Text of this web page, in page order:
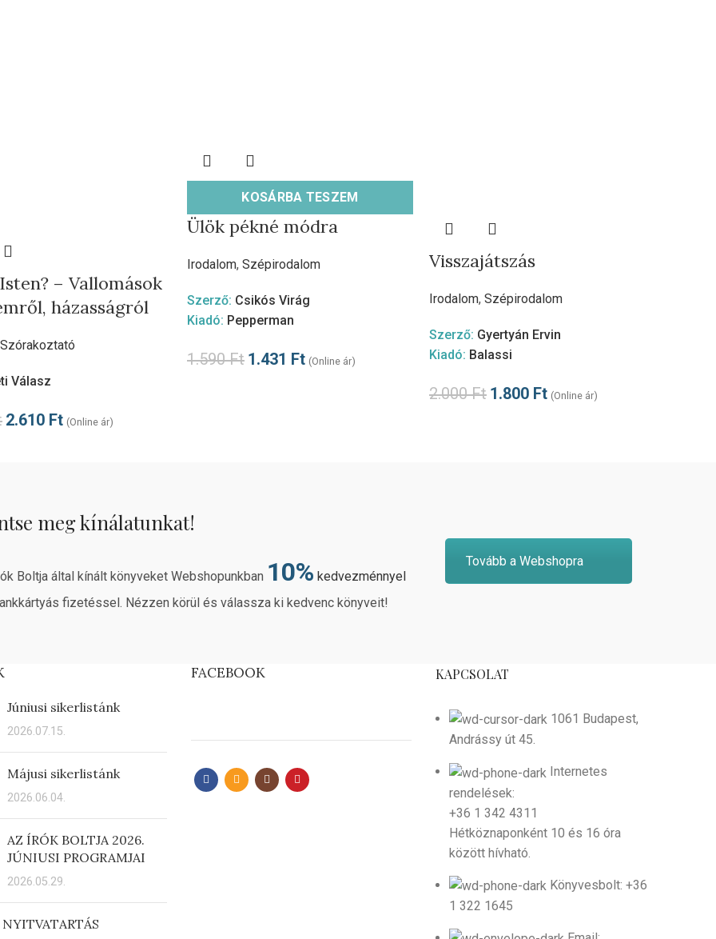
– Vallomások
házasságról
Szórakoztató
Válasz
2.610 Ft (Online ár)
KOSÁRBA TESZEM
Ülök pékné módra
Irodalom, Szépirodalom
Szerző: Csikós Virág
Kiadó: Pepperman
1.590Ft 1.431 Ft (Online ár)
Visszajátszás
Irodalom, Szépirodalom
Szerző: Gyertyán Ervin
Kiadó: Balassi
2.000Ft 1.800 Ft (Online ár)
meg kínálatunkat!
Boltja által kínált könyveket Webshopunkban 10% kedvezménnyel
fizetéssel. Nézzen körül és válassza ki kedvenc könyveit!
Tovább a Webshopra
Júniusi sikerlistánk
2026.07.15.
Májusi sikerlistánk
2026.06.04.
AZ ÍRÓK BOLTJA 2026.
JÚNIUSI PROGRAMJAI
2026.05.29.
FACEBOOK KAPCSOLAT
1061 Budapest,
Andrássy út 45.
Internetes
rendelések:
+36 1 342 4311
Hétköznaponként 10 és 16 óra
között hívható.
Könyvesbolt: +36
1 322 1645